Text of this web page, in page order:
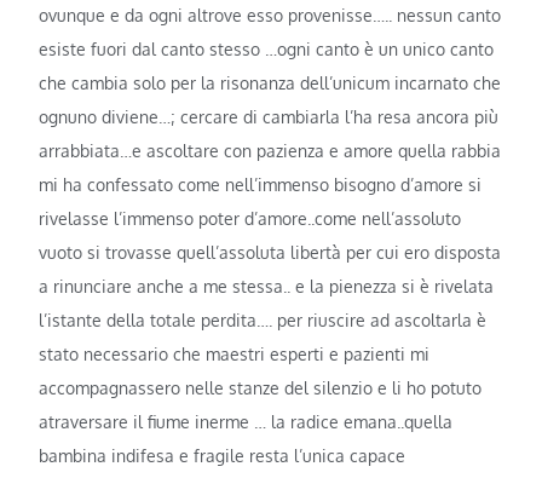
ovunque e da ogni altrove esso provenisse….. nessun canto
esiste fuori dal canto stesso …ogni canto è un unico canto
che cambia solo per la risonanza dell’unicum incarnato che
ognuno diviene…; cercare di cambiarla l’ha resa ancora più
arrabbiata…e ascoltare con pazienza e amore quella rabbia
mi ha confessato come nell’immenso bisogno d’amore si
rivelasse l’immenso poter d’amore..come nell’assoluto
vuoto si trovasse quell’assoluta libertà per cui ero disposta
a rinunciare anche a me stessa.. e la pienezza si è rivelata
l’istante della totale perdita…. per riuscire ad ascoltarla è
stato necessario che maestri esperti e pazienti mi
accompagnassero nelle stanze del silenzio e li ho potuto
atraversare il fiume inerme … la radice emana..quella
bambina indifesa e fragile resta l’unica capace